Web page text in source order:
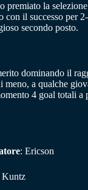
la
il successo per
secondo posto.
dominando il
a qualche
4 goal totali
: Ericson
Kuntz